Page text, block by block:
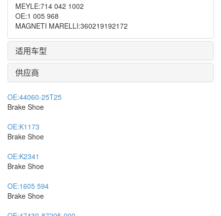
MEYLE:714 042 1002
OE:1 005 968
MAGNETI MARELLI:360219192172
适用车型
供应商
OE:44060-25T25
Brake Shoe
OE:K1173
Brake Shoe
OE:K2341
Brake Shoe
OE:1605 594
Brake Shoe